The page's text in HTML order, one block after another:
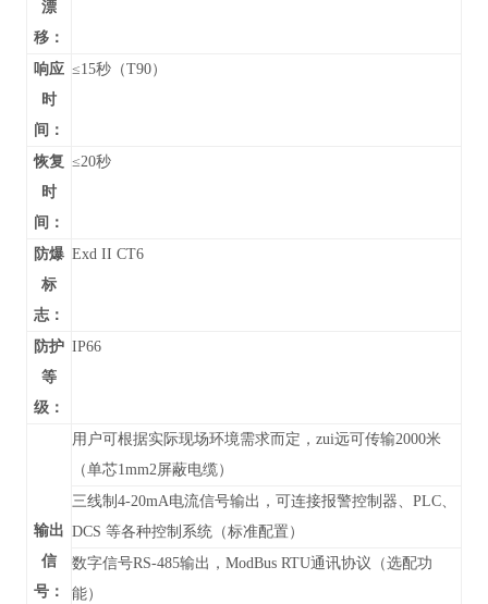
漂
移：
响应
时
间：
≤15秒（T90）
恢复
时
间：
≤20秒
防爆
标
志：
Exd II CT6
防护
等
级：
IP66
输出
信
号：
用户可根据实际现场环境需求而定，zui远可传输2000米
（单芯1mm2屏蔽电缆）
三线制4-20mA电流信号输出，可连接报警控制器、PLC、
DCS 等各种控制系统（标准配置）
数字信号RS-485输出， ModBus RTU通讯协议 （选配功
能）